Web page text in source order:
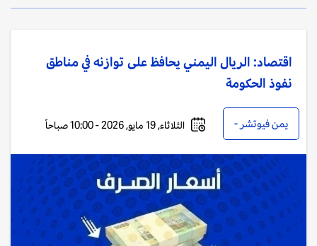
اقتصاد: الريال اليمني يحافظ على توازنه في مناطق
نفوذ الحكومة
يمن فيوتشر - الثلاثاء, 19 مايو, 2026 - 10:00 صباحاً